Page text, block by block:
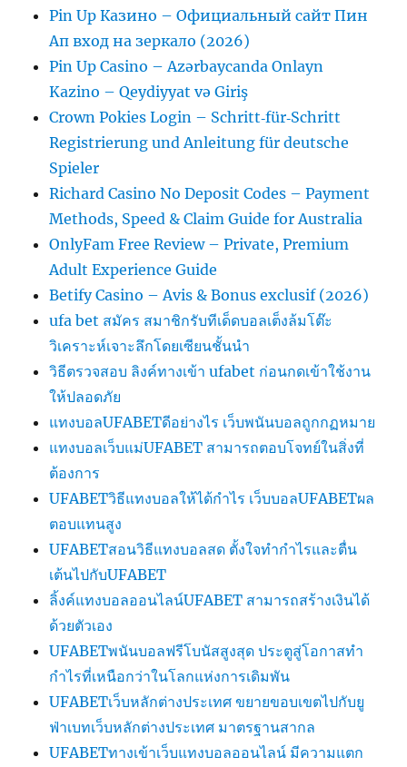
Pin Up Казино – Официальный сайт Пин
Ап вход на зеркало (2026)
Pin Up Casino – Azərbaycanda Onlayn
Kazino – Qeydiyyat və Giriş
Crown Pokies Login – Schritt‑für‑Schritt
Registrierung und Anleitung für deutsche
Spieler
Richard Casino No Deposit Codes – Payment
Methods, Speed & Claim Guide for Australia
OnlyFam Free Review – Private, Premium
Adult Experience Guide
Betify Casino – Avis & Bonus exclusif (2026)
ufa bet สมัคร สมาชิกรับทีเด็ดบอลเต็งล้มโต๊ะ
วิเคราะห์เจาะลึกโดยเซียนชั้นนำ
วิธีตรวจสอบ ลิงค์ทางเข้า ufabet ก่อนกดเข้าใช้งาน
ให้ปลอดภัย
แทงบอลUFABETดีอย่างไร เว็บพนันบอลถูกกฏหมาย
แทงบอลเว็บแม่UFABET สามารถตอบโจทย์ในสิ่งที่
ต้องการ
UFABETวิธีแทงบอลให้ได้กำไร เว็บบอลUFABETผล
ตอบแทนสูง
UFABETสอนวิธีแทงบอลสด ตั้งใจทำกำไรและตื่น
เต้นไปกับUFABET
ลิ้งค์แทงบอลออนไลน์UFABET สามารถสร้างเงินได้
ด้วยตัวเอง
UFABETพนันบอลฟรีโบนัสสูงสุด ประตูสู่โอกาสทำ
กำไรที่เหนือกว่าในโลกแห่งการเดิมพัน
UFABETเว็บหลักต่างประเทศ ขยายขอบเขตไปกับยู
ฟ่าเบทเว็บหลักต่างประเทศ มาตรฐานสากล
UFABETทางเข้าเว็บแทงบอลออนไลน์ มีความแตก